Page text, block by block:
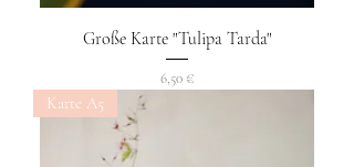
Große Karte "Tulipa Tarda"
Preis
6,50 €
Karte A5